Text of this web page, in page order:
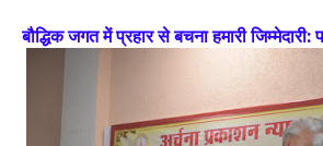
बौद्धिक जगत में प्रहार से बचना हमारी जिम्मेदारी: